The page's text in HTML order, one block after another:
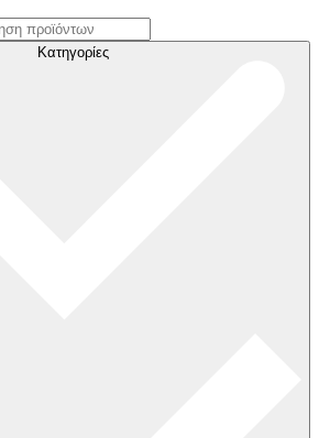
Κατηγορίες